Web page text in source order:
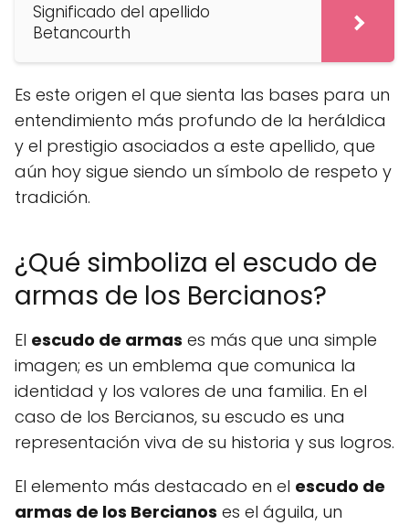
Significado del apellido
Betancourth
Es este origen el que sienta las bases para un
entendimiento más profundo de la heráldica
y el prestigio asociados a este apellido, que
aún hoy sigue siendo un símbolo de respeto y
tradición.
¿Qué simboliza el escudo de
armas de los Bercianos?
El escudo de armas es más que una simple
imagen; es un emblema que comunica la
identidad y los valores de una familia. En el
caso de los Bercianos, su escudo es una
representación viva de su historia y sus logros.
El elemento más destacado en el escudo de
armas de los Bercianos es el águila, un